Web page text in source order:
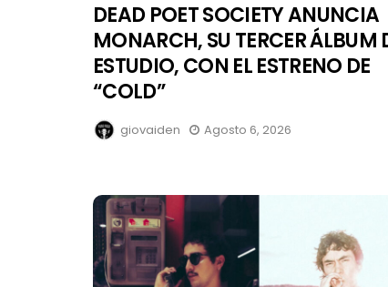
DEAD POET SOCIETY ANUNCIA
MONARCH, SU TERCER ÁLBUM
ESTUDIO, CON EL ESTRENO DE
“COLD”
giovaiden Agosto 6, 2026